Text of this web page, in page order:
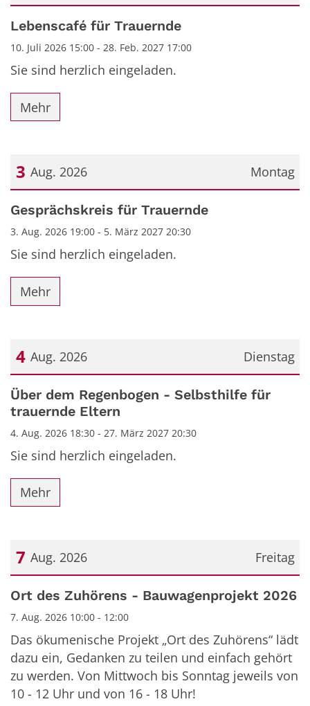
Datum: 10. Juli 2026
Lebenscafé für Trauernde
10. Juli 2026 15:00 - 28. Feb. 2027 17:00
Sie sind herzlich eingeladen.
Mehr
Montag
3 Aug. 2026
Datum: 3. August 2026
Gesprächskreis für Trauernde
3. Aug. 2026 19:00 - 5. März 2027 20:30
Sie sind herzlich eingeladen.
Mehr
Dienstag
4 Aug. 2026
Datum: 4. August 2026
Über dem Regenbogen - Selbsthilfe für
trauernde Eltern
4. Aug. 2026 18:30 - 27. März 2027 20:30
Sie sind herzlich eingeladen.
Mehr
Freitag
7 Aug. 2026
Datum: 7. August 2026
Ort des Zuhörens - Bauwagenprojekt 2026
7. Aug. 2026 10:00 - 12:00
Das ökumenische Projekt „Ort des Zuhörens“ lädt
dazu ein, Gedanken zu teilen und einfach gehört
zu werden. Von Mittwoch bis Sonntag jeweils von
10 - 12 Uhr und von 16 - 18 Uhr!